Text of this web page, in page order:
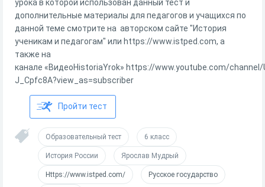
урока в которой использован данный тест и
дополнительные материалы для педагогов и учащихся по
данной теме смотрите на авторском сайте "История
ученикам и педагогам" или https://www.istped.com, а
также на
канале «ВидеоHistoriaYrok» https://www.youtube.com/channel/
J_Cpfc8A?view_as=subscriber
Пройти тест
Образовательный тест 6 класс
История России Ярослав Мудрый
Https://www.istped.com/ Русское государство